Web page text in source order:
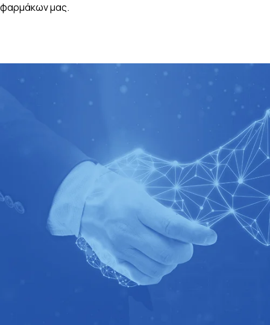
φαρμάκων μας.